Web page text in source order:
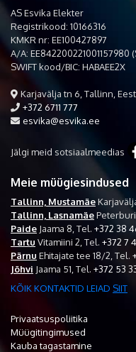
AS Esvika Elekter
Registrikood: 10166316
KMKR nr: EE100427897
A/A: EE842200221001157980
SWIFT kood/BIC: HABAEE2X
Karjavälja tn 6, Tallinn,
+372 6711 777
esvika@esvika.ee
Jälgi meid sotsiaalmeedias
Meie müügiesindused
Tallinn, Mustamäe
Tallinn, Lasnamäe
Paide Jaama 8, Tel. +372 38
Tartu Vitamiini 2, Tel. +372 7
Pärnu Ehitajate tee 18/2, Tel.
Jõhvi Jaama 51, Tel. +372 53
KÕIK KONTAKTID LEIAD SIIT
Privaatsuspoliitika
Müügitingimused
Kauba tagastamine